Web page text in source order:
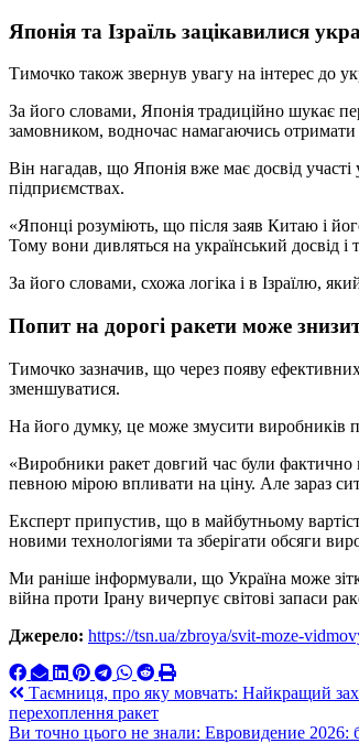
Японія та Ізраїль зацікавилися
Тимочко також звернув увагу на інтерес до
За його словами, Японія традиційно шукає
замовником, водночас намагаючись отримати
Він нагадав, що Японія вже має досвід
підприємствах.
«Японці розуміють, що після заяв Китаю і
Тому вони дивляться на український досвід
За його словами, схожа логіка і в Ізраїлю,
Попит на дорогі ракети може
Тимочко зазначив, що через появу
зменшуватися.
На його думку, це може змусити виробників
«Виробники ракет довгий час були фактично
певною мірою впливати на ціну. Але зараз
Експерт припустив, що в майбутньому
новими технологіями та зберігати обсяги
Ми раніше інформували, що Україна може
війна проти Ірану вичерпує світові запаси
Джерело: https://tsn.ua/zbroya/svit-moze-
Навигация
по
Таємниця, про яку мовчать: Найкращий
перехоплення ракет
Ви точно цього не знали: Евровидение